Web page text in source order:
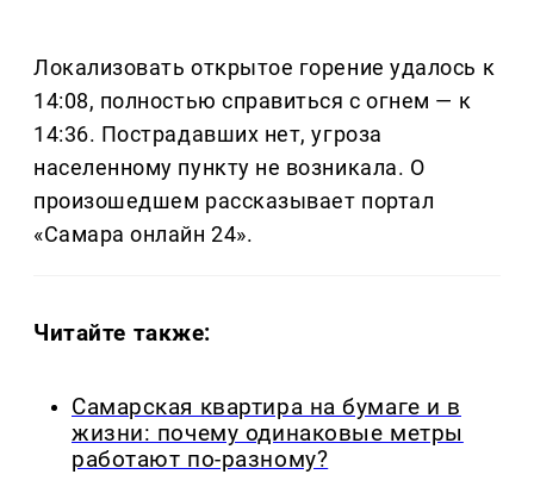
Локализовать открытое горение удалось к
14:08, полностью справиться с огнем — к
14:36. Пострадавших нет, угроза
населенному пункту не возникала. О
произошедшем рассказывает портал
«Самара онлайн 24».
Читайте также:
Самарская квартира на бумаге и в
жизни: почему одинаковые метры
работают по-разному?